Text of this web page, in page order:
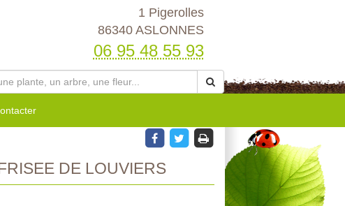
1 Pigerolles
86340 ASLONNES
06 95 48 55 93
DE LOUVIERS